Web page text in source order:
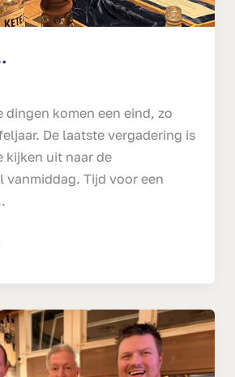
dingen komen een eind, zo
De laatste vergadering is
kijken uit naar de
vanmiddag. Tijd voor een